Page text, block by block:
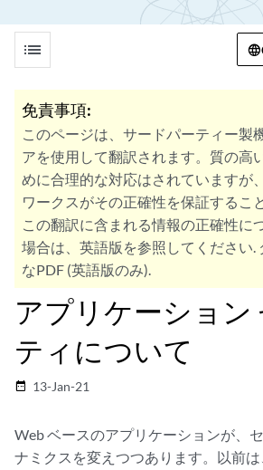
list
免責事項:
このページは、サードパーティー製
アを使用して翻訳されます。質の高
めに合理的な対応はされていますが
ワークスがその正確性を保証するこ
この翻訳に含まれる情報の正確性に
場合は、英語版を参照してください.
なPDF (英語版のみ).
アプリケーション
ティについて
date_range 13-Jan-21
Web ベースのアプリケーションが、
ナミクスを変えつつあります。以前